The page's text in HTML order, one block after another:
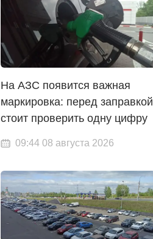
На АЗС появится важная
маркировка: перед заправкой
стоит проверить одну цифру
09:44 08 августа 2026